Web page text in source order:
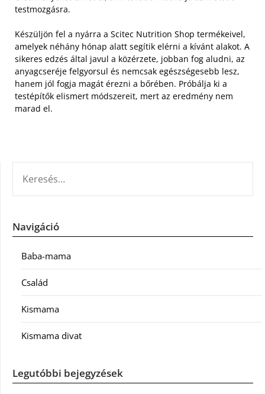
testmozgásra.
Készüljön fel a nyárra a Scitec Nutrition Shop termékeivel,
amelyek néhány hónap alatt segítik elérni a kívánt alakot. A
sikeres edzés által javul a közérzete, jobban fog aludni, az
anyagcseréje felgyorsul és nemcsak egészségesebb lesz,
hanem jól fogja magát érezni a bőrében. Próbálja ki a
testépítők elismert módszereit, mert az eredmény nem
marad el.
Navigáció
Baba-mama
Család
Kismama
Kismama divat
Legutóbbi bejegyzések